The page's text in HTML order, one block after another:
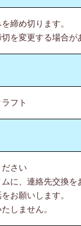
締め切ります。
を変更する場合が
フト
さい
に、連絡先交換を
お願いします。
しません。